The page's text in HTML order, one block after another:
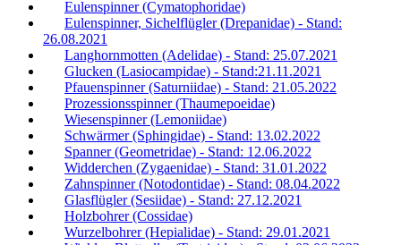
Eulenspinner (Cymatophoridae)
Eulenspinner, Sichelflügler (Drepanidae) - Stand:
26.08.2021
Langhornmotten (Adelidae) - Stand: 25.07.2021
Glucken (Lasiocampidae) - Stand:21.11.2021
Pfauenspinner (Saturniidae) - Stand: 21.05.2022
Prozessionsspinner (Thaumepoeidae)
Wiesenspinner (Lemoniidae)
Schwärmer (Sphingidae) - Stand: 13.02.2022
Spanner (Geometridae) - Stand: 12.06.2022
Widderchen (Zygaenidae) - Stand: 31.01.2022
Zahnspinner (Notodontidae) - Stand: 08.04.2022
Glasflügler (Sesiidae) - Stand: 27.12.2021
Holzbohrer (Cossidae)
Wurzelbohrer (Hepialidae) - Stand: 29.01.2021